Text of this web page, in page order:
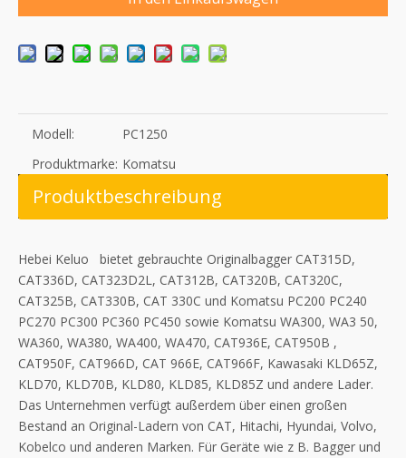
Modell:
PC1250
Produktmarke: Komatsu
Produktbeschreibung
Hebei Keluo bietet gebrauchte Originalbagger CAT315D,
CAT336D, CAT323D2L, CAT312B, CAT320B, CAT320C,
CAT325B, CAT330B, CAT 330C und Komatsu PC200 PC240
PC270 PC300 PC360 PC450 sowie Komatsu WA300, WA3 50,
WA360, WA380, WA400, WA470, CAT936E, CAT950B ,
CAT950F, CAT966D, CAT 966E, CAT966F, Kawasaki KLD65Z,
KLD70, KLD70B, KLD80, KLD85, KLD85Z und andere Lader.
Das Unternehmen verfügt außerdem über einen großen
Bestand an Original-Ladern von CAT, Hitachi, Hyundai, Volvo,
Kobelco und anderen Marken. Für Geräte wie z B. Bagger und